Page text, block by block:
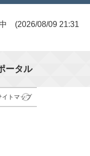
(2026/08/09 21:31
ータル
イトマップ